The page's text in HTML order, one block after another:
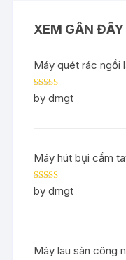
XEM GẦN ĐÂY
Máy quét rác ngồi
Rated5out
of 5
by dmgt
Máy hút bụi cầm
Rated5out
of 5
by dmgt
Máy lau sàn công